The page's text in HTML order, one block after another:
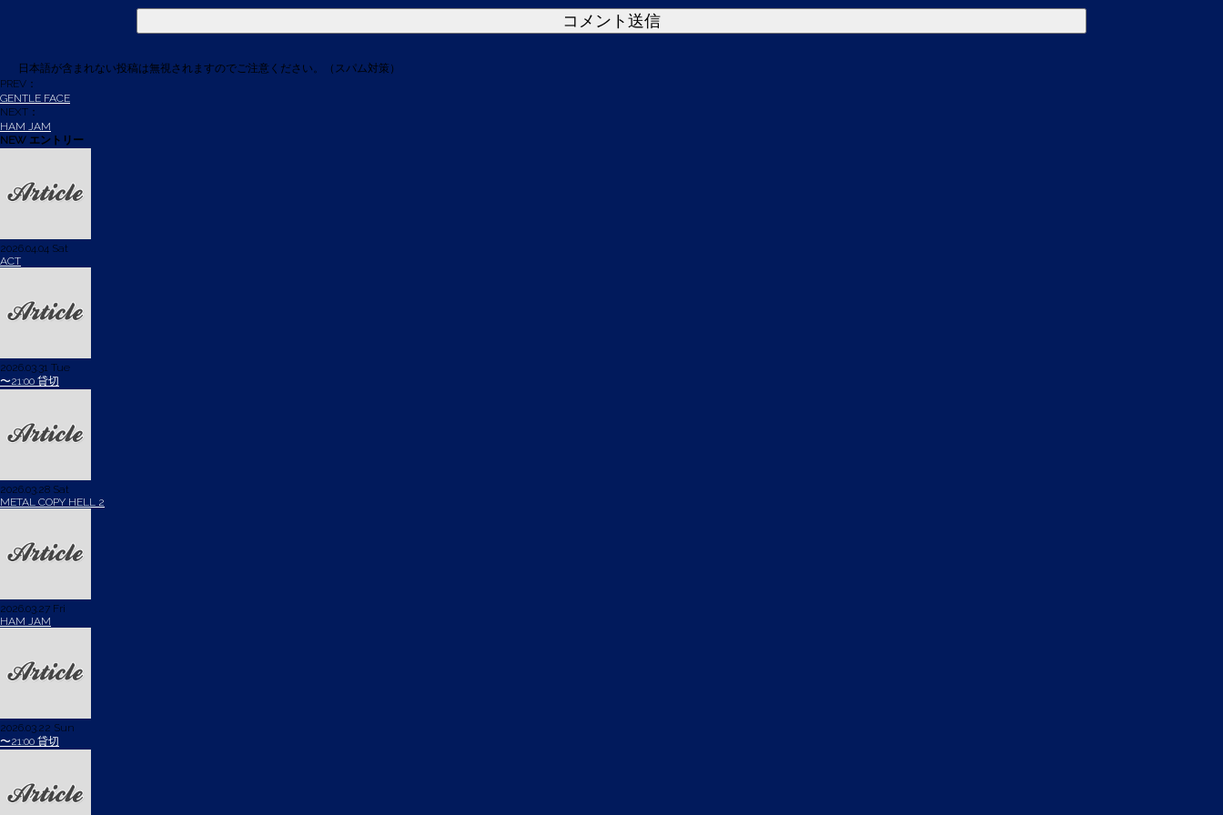
日本語が含まれない投稿は無視されますのでご注意ください。（スパム対策）
PREV：
GENTLE FACE
NEXT：
HAM JAM
NEW エントリー
2026.04.04 Sat
ACT
2026.03.31 Tue
〜21:00 貸切
2026.03.28 Sat
METAL COPY HELL 2
2026.03.27 Fri
HAM JAM
2026.03.22 Sun
〜21:00 貸切